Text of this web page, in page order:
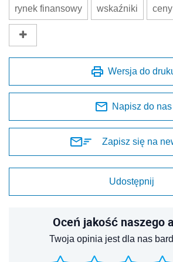
rynek finansowy wskaźniki ceny
Wersja do
Napisz do nas
Zapisz się na
Udostępnij
Oceń jakość naszego
Twoja opinia jest dla nas